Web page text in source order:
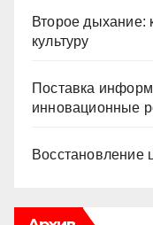
Второе дыхание:
культуру
Поставка
инновационные